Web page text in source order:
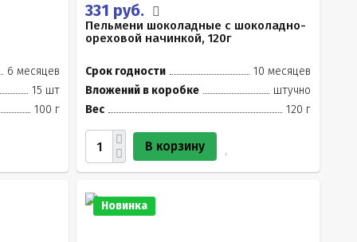
6 месяцев
15 шт
100 г
331 руб.
Пельмени шоколадные с шоколадно-
ореховой начинкой, 120г
Срок годности
10 месяцев
Вложений в коробке
штучно
Вес
120 г
В корзину
Новинка